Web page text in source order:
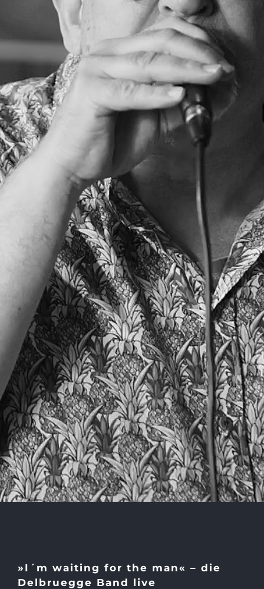
Blog
Kontakt | EPK
»I´m waiting for the man« – die
Delbruegge Band live